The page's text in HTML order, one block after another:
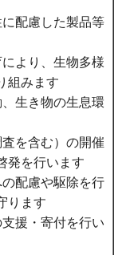
配慮した製品等
より、生物多様
組みます
生き物の生息環
を含む）の開催
発を行います
配慮や駆除を行
ります
援・寄付を行い